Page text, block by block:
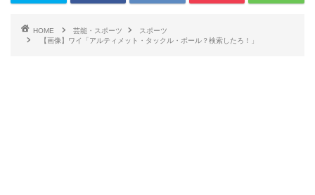
HOME 芸能・スポーツ
スポーツ
【画像】ワイ「アルティメット・タックル・ボール？検索したろ！」